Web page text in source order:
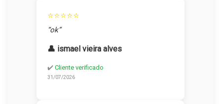
⭐⭐⭐⭐⭐
“ok”
👤 ismael vieira alves
✔️ Cliente verificado
31/07/2026